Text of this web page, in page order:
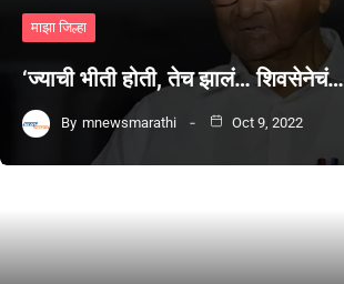
माझा जिल्हा
‘ज्याची भीती होती, तेच झालं… शिवसेनेचं…
By mnewsmarathi Oct 9, 2022